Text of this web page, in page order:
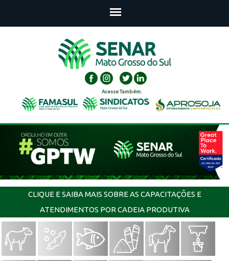
Acesse Também:
CLIQUE E SAIBA MAIS SOBRE AS CAPACITAÇÕES E
ATENDIMENTOS POR CADEIA PRODUTIVA